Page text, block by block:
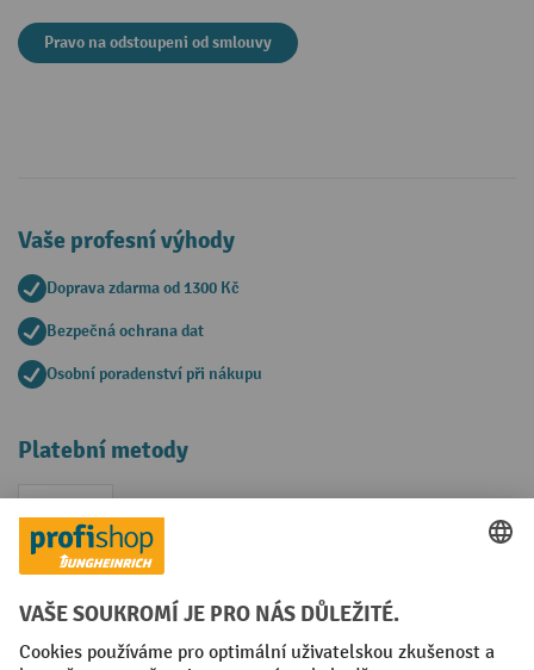
Pravo na odstoupeni od smlouvy
Vaše profesní výhody
Doprava zdarma od 1300 Kč
Bezpečná ochrana dat
Osobní poradenství při nákupu
Platební metody
Faktura
Sociální sítě
Facebook
YouTubeLinkedIn